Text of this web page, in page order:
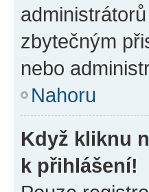
zbytečným
nebo
Nahoru
Když kliknu
k přihlášení!